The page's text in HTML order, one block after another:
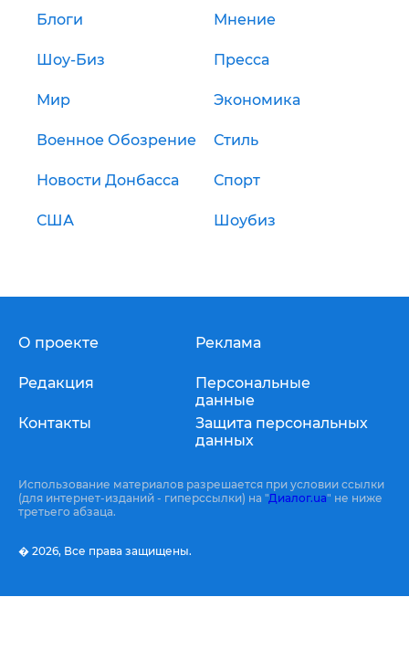
Блоги Мнение
Шоу-Биз Пресса
Мир Экономика
Военное Обозрение Стиль
Новости Донбасса Спорт
США Шоубиз
О проекте
Редакция
Контакты
Реклама
Персональные
данные
Защита персональных
данных
Использование материалов разрешается при условии ссылки
(для интернет-изданий - гиперссылки) на "Диалог.ua" не ниже
третьего абзаца.
� 2026, Все права защищены.